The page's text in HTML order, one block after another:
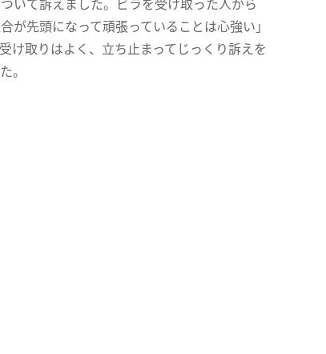
先頭になって頑張っていることは心強い」
け取りはよく、立ち止まってじっくり訴えを
。